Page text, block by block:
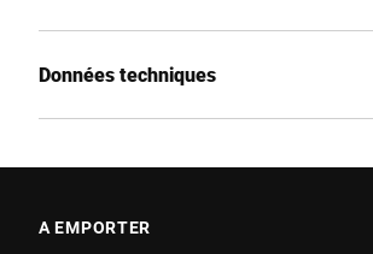
Données techniques
A EMPORTER